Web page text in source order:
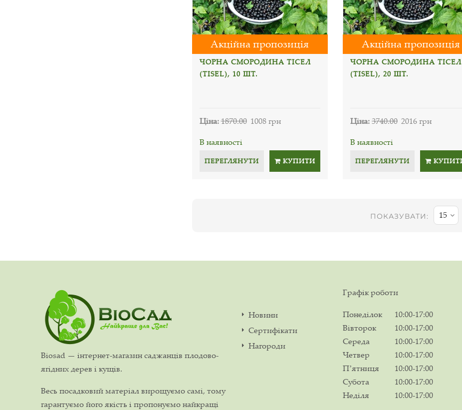
Акційна пропозиція
ЧОРНА СМОРОДИНА ТІСЕЛ
(TISEL), 10 ШТ.
Ціна:1870.00 1008 грн
В наявності
ПЕРЕГЛЯНУТИ КУПИТИ
Акційна пропозиція
ЧОРНА СМОРОДИНА ТІСЕЛ
(TISEL), 20 ШТ.
Ціна:3740.00 2016 грн
В наявності
ПЕРЕГЛЯНУТИ
ПОКАЗУВАТИ: 15
Biosad — інтернет-магазин саджанців плодово-
ягідних дерев і кущів.
Весь посадковий матеріал вирощуємо самі, тому
гарантуємо його якість і пропонуємо найкращі
Новини
Сертифікати
Нагороди
Графік роботи
Понеділок
10:00-17:00
Вівторок
10:00-17:00
Середа
10:00-17:00
Четвер
10:00-17:00
Пʼятниця
10:00-17:00
Субота
10:00-17:00
Неділя
10:00-17:00